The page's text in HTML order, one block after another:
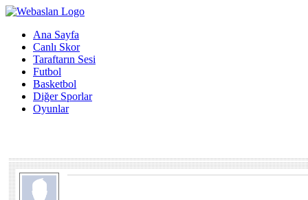
Ana Sayfa
Canlı Skor
Taraftarın Sesi
Futbol
Basketbol
Diğer Sporlar
Oyunlar